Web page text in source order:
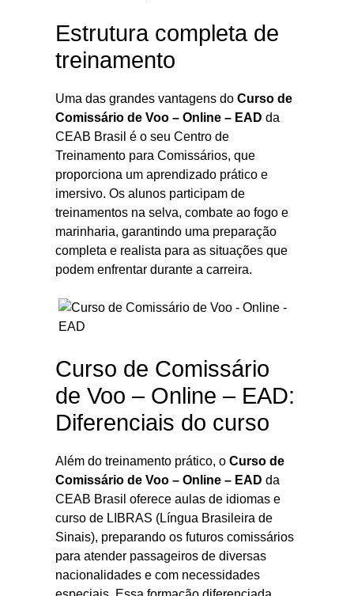
Estrutura completa de
treinamento
Uma das grandes vantagens do Curso de
Comissário de Voo – Online – EAD da
CEAB Brasil é o seu Centro de
Treinamento para Comissários, que
proporciona um aprendizado prático e
imersivo. Os alunos participam de
treinamentos na selva, combate ao fogo e
marinharia, garantindo uma preparação
completa e realista para as situações que
podem enfrentar durante a carreira.
Curso de Comissário
de Voo – Online – EAD:
Diferenciais do curso
Além do treinamento prático, o Curso de
Comissário de Voo – Online – EAD da
CEAB Brasil oferece aulas de idiomas e
curso de LIBRAS (Língua Brasileira de
Sinais), preparando os futuros comissários
para atender passageiros de diversas
nacionalidades e com necessidades